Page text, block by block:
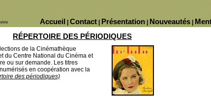
Nouveautés
Présentation
Contact
Accueil
RÉPERTOIRE DES PÉRIODIQUES
de la Cinémathèque
du Centre National du Cinéma et
ou sur demande. Les titres
en coopération avec la
des périodiques)